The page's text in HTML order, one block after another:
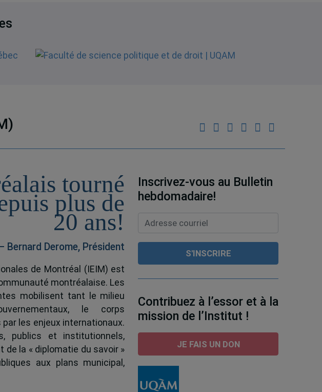
tourné
plus de
20 ans!
Bernard Derome, Président
de Montréal (IEIM) est
montréalaise. Les
mobilisent tant le milieu
le corps
les enjeux internationaux.
publics et institutionnels,
de la « diplomatie du savoir »
aux plans municipal,
Inscrivez-vous au Bulletin
hebdomadaire!
Contribuez à l’essor et à la
mission de l’Institut !
JE FAIS UN DON